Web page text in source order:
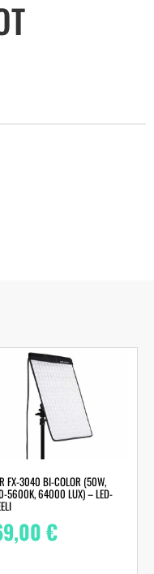
FX-3040 BI-COLOR (50W,
5600K, 64000 LUX) – LED-
€